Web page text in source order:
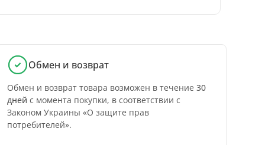
Обмен и возврат
Обмен и возврат товара возможен в течение 30
дней с момента покупки, в соответствии с
Законом Украины «О защите прав
потребителей».